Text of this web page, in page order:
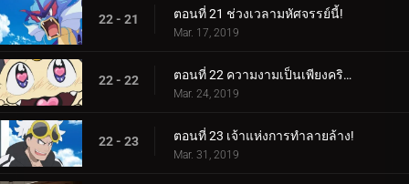
22 - 21 ตอนที่ 21 ช่วงเวลามหัศจรรย์นี้!
Mar. 17, 2019
22 - 22 ตอนที่ 22 ความงามเป็นเพียงคริสตัลล้ำลึกเท่านั้น!
Mar. 24, 2019
22 - 23 ตอนที่ 23 เจ้าแห่งการทำลายล้าง!
Mar. 31, 2019